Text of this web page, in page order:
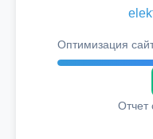
Оптимизация
Отчет